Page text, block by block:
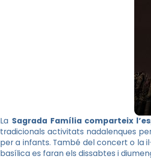
La Sagrada Família comparteix
tradicionals activitats nadalenques
per a infants. També del concert o la
basílica es faran els dissabtes i